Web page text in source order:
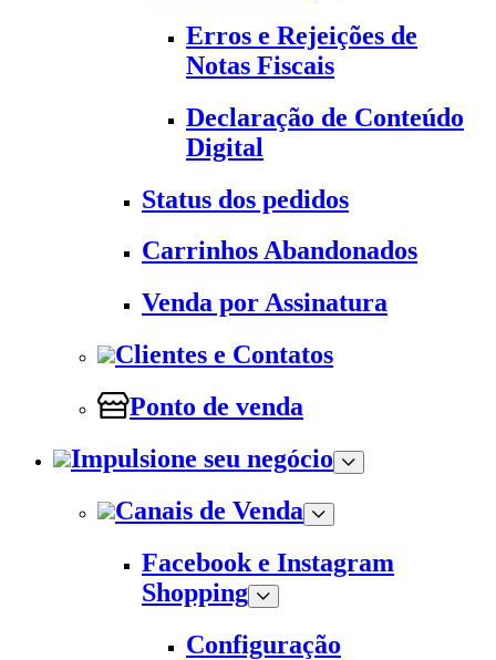
Erros e Rejeições de
Notas Fiscais
Declaração de Conteúdo
Digital
Status dos pedidos
Carrinhos Abandonados
Venda por Assinatura
Clientes e Contatos
Ponto de venda
Impulsione seu negócio
Canais de Venda
Facebook e Instagram
Shopping
Configuração